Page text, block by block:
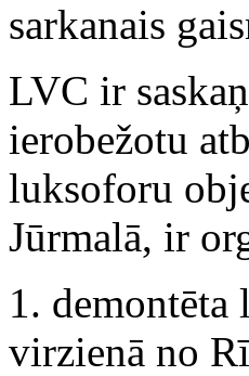
sarkanais
LVC ir
ierobežotu
luksoforu
Jūrmalā, ir
1. demontēta
virzienā no